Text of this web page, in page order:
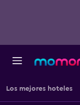
Los mejores hoteles